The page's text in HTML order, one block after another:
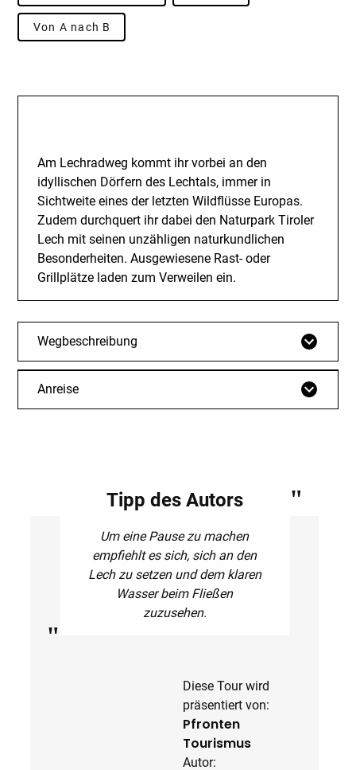
Von A nach B
Am Lechradweg kommt ihr vorbei an den
idyllischen Dörfern des Lechtals, immer in
Sichtweite eines der letzten Wildflüsse Europas.
Zudem durchquert ihr dabei den Naturpark Tiroler
Lech mit seinen unzähligen naturkundlichen
Besonderheiten. Ausgewiesene Rast- oder
Grillplätze laden zum Verweilen ein.
Wegbeschreibung
Anreise
Tipp des Autors
Um eine Pause zu machen
empfiehlt es sich, sich an den
Lech zu setzen und dem klaren
Wasser beim Fließen
zuzusehen.
Diese Tour wird
präsentiert von:
Pfronten
Tourismus
Autor: